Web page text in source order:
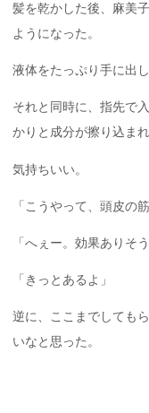
髪を乾かした後、麻美
ようになった。
液体をたっぷり手に出
それと同時に、指先で
かりと成分が擦り込ま
気持ちいい。
「こうやって、頭皮の
「へぇー。効果ありそ
「きっとあるよ」
逆に、ここまでしても
いなと思った。